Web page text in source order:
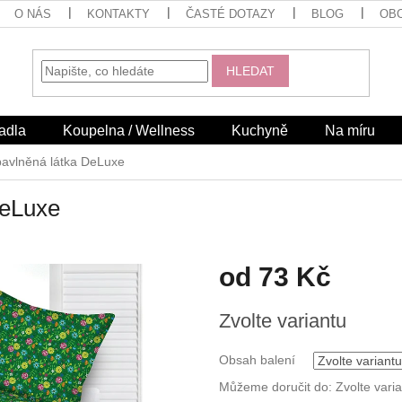
O NÁS KONTAKTY ČASTÉ DOTAZY BLOG
HLEDAT
Koupelna / Wellness Kuchyně Na míru
látka DeLuxe
od 73 Kč
cena:
Zvolte variantu
Obsah balení
Můžeme doručit do: Zvolte